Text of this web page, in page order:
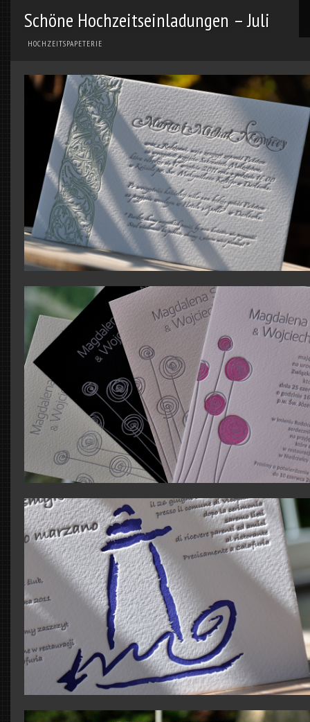
Schöne Hochzeitseinladungen – Juli
HOCHZEITSPAPETERIE